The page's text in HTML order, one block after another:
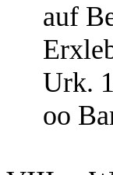
auf
oo